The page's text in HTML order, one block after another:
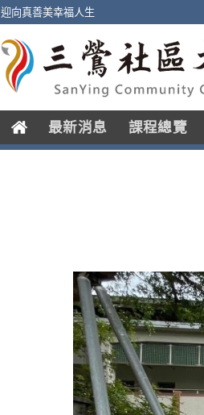
迎向真善美幸福人生
. 最新消息 課程總覽